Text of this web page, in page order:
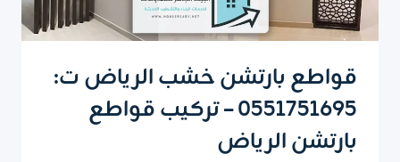
قواطع بارتشن خشب الرياض ت:
0551751695 – تركيب قواطع
بارتشن الرياض